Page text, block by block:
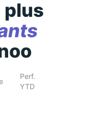
plus
Perf.
YTD